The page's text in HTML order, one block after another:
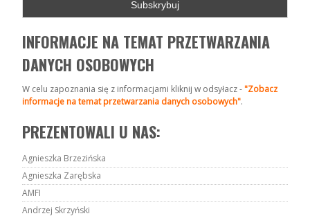
INFORMACJE NA TEMAT PRZETWARZANIA
DANYCH OSOBOWYCH
W celu zapoznania się z informacjami kliknij w odsyłacz -"Zobacz
informacje na temat przetwarzania danych osobowych".
PREZENTOWALI U NAS:
Agnieszka Brzezińska
Agnieszka Zarębska
AMFI
Andrzej Skrzyński